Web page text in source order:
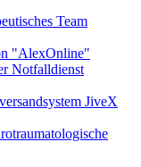
Team
"AlexOnline"
Notfalldienst
JiveX